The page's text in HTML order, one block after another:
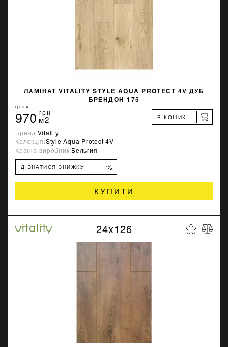
ЛАМІНАТ VITALITY STYLE AQUA PROTECT 4V ДУБ
БРЕНДОН 175
ЦІНА
970 грн
м2 В КОШИК
Бренд:Vitality
Колекція:Style Aqua Protect 4V
Країна-виробник:Бельгия
ДІЗНАТИСЯ ЗНИЖКУ %
КУПИТИ
24x126